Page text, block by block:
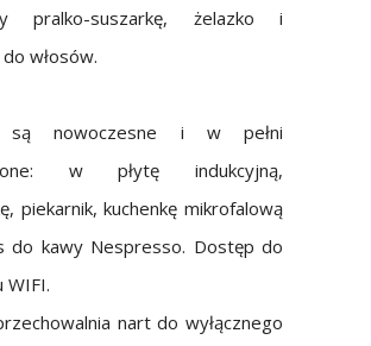
pralko-suszarkę, żelazko i
włosów.
są nowoczesne i w pełni
w płytę indukcyjną,
piekarnik, kuchenkę mikrofalową
do kawy Nespresso. Dostęp do
WIFI.
nart do wyłącznego